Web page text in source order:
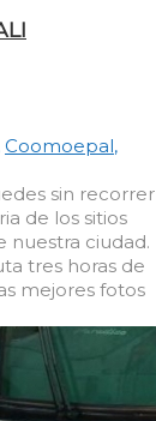
Coomoepal,
sin recorrer
de los sitios
nuestra ciudad.
tres horas de
mejores fotos